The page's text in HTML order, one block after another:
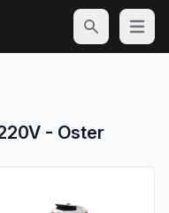
Open
- Oster